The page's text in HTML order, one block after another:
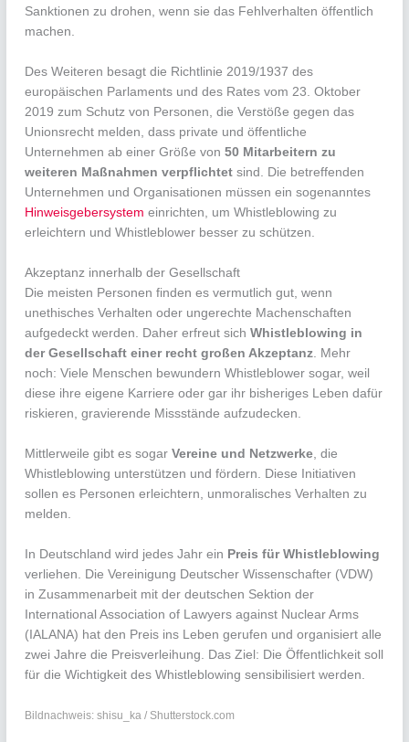
Sanktionen zu drohen, wenn sie das Fehlverhalten öffentlich
machen.
Des Weiteren besagt die Richtlinie 2019/1937 des
europäischen Parlaments und des Rates vom 23. Oktober
2019 zum Schutz von Personen, die Verstöße gegen das
Unionsrecht melden, dass private und öffentliche
Unternehmen ab einer Größe von50 Mitarbeitern zu
weiteren Maßnahmen verpflichtetsind. Die betreffenden
Unternehmen und Organisationen müssen ein sogenanntes
Hinweisgebersystem einrichten, um Whistleblowing zu
erleichtern und Whistleblower besser zu schützen.
Akzeptanz innerhalb der Gesellschaft
Die meisten Personen finden es vermutlich gut, wenn
unethisches Verhalten oder ungerechte Machenschaften
aufgedeckt werden. Daher erfreut sichWhistleblowing in
der Gesellschaft einer recht großen Akzeptanz. Mehr
noch: Viele Menschen bewundern Whistleblower sogar, weil
diese ihre eigene Karriere oder gar ihr bisheriges Leben dafür
riskieren, gravierende Missstände aufzudecken.
Mittlerweile gibt es sogarVereine und Netzwerke, die
Whistleblowing unterstützen und fördern. Diese Initiativen
sollen es Personen erleichtern, unmoralisches Verhalten zu
melden.
In Deutschland wird jedes Jahr ein Preis für Whistleblowing
verliehen. Die Vereinigung Deutscher Wissenschafter (VDW)
in Zusammenarbeit mit der deutschen Sektion der
International Association of Lawyers against Nuclear Arms
(IALANA) hat den Preis ins Leben gerufen und organisiert alle
zwei Jahre die Preisverleihung. Das Ziel: Die Öffentlichkeit soll
für die Wichtigkeit des Whistleblowing sensibilisiert werden.
Bildnachweis: shisu_ka / Shutterstock.com